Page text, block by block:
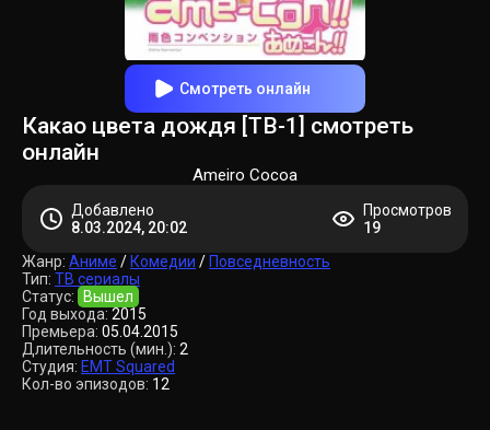
Смотреть онлайн
Какао цвета дождя [ТВ-1] смотреть
онлайн
Ameiro Cocoa
Добавлено
8.03.2024, 20:02
Просмотров
19
Жанр: Аниме / Комедии / Повседневность
Тип: ТВ сериалы
Статус:
Вышел
Год выхода: 2015
Премьера: 05.04.2015
Длительность (мин.): 2
Студия: EMT Squared
Кол-во эпизодов: 12